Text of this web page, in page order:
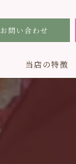
お問い合わせ
当店の特徴